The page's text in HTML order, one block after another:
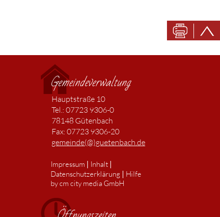
Gemeindeverwaltung
Hauptstraße 10
Tel.: 07723 9306-0
78148 Gütenbach
Fax: 07723 9306-20
gemeinde(@)guetenbach.de
Impressum | Inhalt|
Datenschutzerklärung | Hilfe
by cm city media GmbH